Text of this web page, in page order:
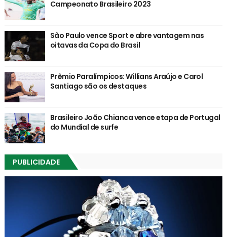
Campeonato Brasileiro 2023
São Paulo vence Sport e abre vantagem nas
oitavas da Copa do Brasil
Prêmio Paralímpicos: Willians Araújo e Carol
Santiago são os destaques
Brasileiro João Chianca vence etapa de Portugal
do Mundial de surfe
PUBLICIDADE